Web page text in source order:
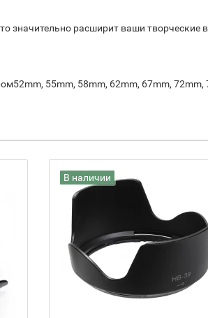
значительно расширит ваши
55mm, 58mm, 62mm, 67mm,
В наличии